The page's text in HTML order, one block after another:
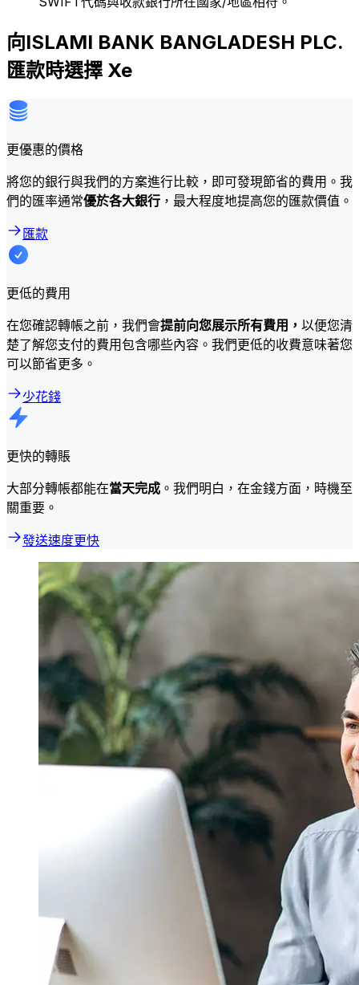
向ISLAMI BANK BANGLADESH PLC.
匯款時選擇 Xe
更優惠的價格
將您的銀行與我們的方案進行比較，即可發現節省的費用。我
們的匯率通常優於各大銀行 ，最大程度地提高您的匯款價值。
匯款
更低的費用
在您確認轉帳之前，我們會提前向您展示所有費用， 以便您清
楚了解您支付的費用包含哪些內容。我們更低的收費意味著您
可以節省更多。
少花錢
更快的轉賬
大部分轉帳都能在當天完成 。我們明白，在金錢方面，時機至
關重要。
發送速度更快